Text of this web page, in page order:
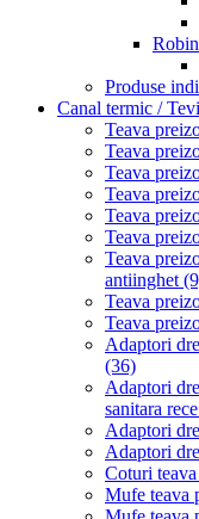
Produse
Canal termic /
Teava
Teava
Teava
Teava
Teava
Teava
Teava
antiinghet
Teava
Teava
Adaptori
(36)
Adaptori
sanitara rece
Adaptori
Adaptori
Coturi
Mufe teava